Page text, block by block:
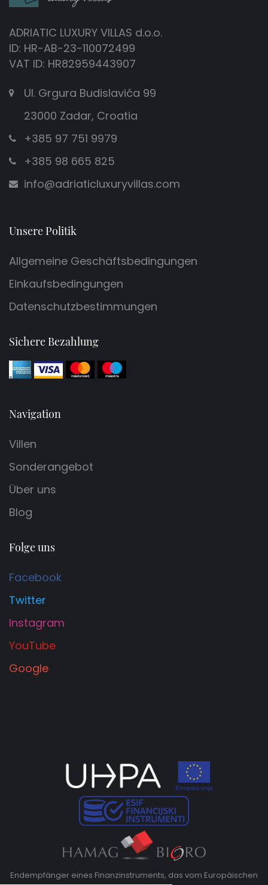
ADRIATIC LUXURY VILLAS d.o.o.
ID: HR-AB-23-110072499
VAT ID: HR82959443907
Ul. Grgura Budislavića 99
23000 Zadar, Croatia
+385 97 751 9979
+385 98 665 825
info@adriaticluxuryvillas.com
Unsere Politik
Allgemeine Geschäftsbedingungen
Einkaufsbedingungen
Datenschutzbestimmungen
Sichere Bezahlung
Navigation
Villen
Sonderangebot
Über uns
Blog
Folge uns
Facebook
Twitter
Instagram
YouTube
Google
Endempfänger eines Finanzinstruments, das vom Europäischen